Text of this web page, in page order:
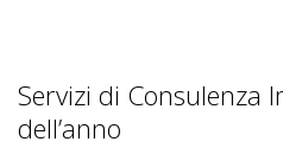
Servizi di Consulenza
dell’anno